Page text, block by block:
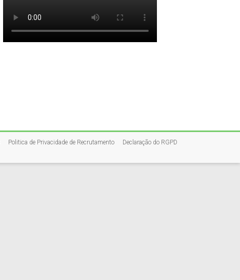
Politica de Privacidade de Recrutamento Declaração do RGPD